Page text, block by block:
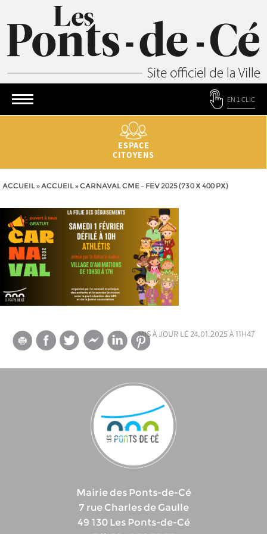
EN 1 CLIC
ESPACE
CITOYENS
ACCUEIL»ACCUEIL»CARNAVAL CME – FEV 2025 (730 X 400 PX)
mis à jour le 24.01.2025 à 11h47
Mairie des Ponts-de-Cé
7 rue Charles de Gaulle
49 130 Les Ponts-de-Cé